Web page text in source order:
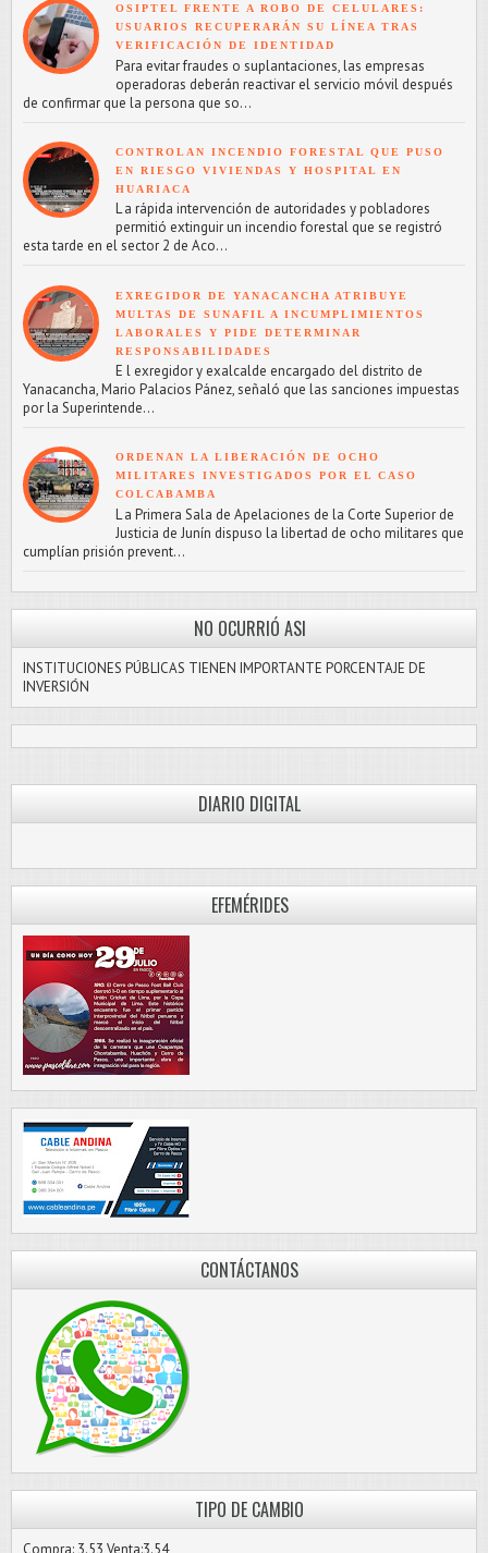
OSIPTEL FRENTE A ROBO DE CELULARES:
USUARIOS RECUPERARÁN SU LÍNEA TRAS
VERIFICACIÓN DE IDENTIDAD
Para evitar fraudes o suplantaciones, las empresas
operadoras deberán reactivar el servicio móvil después
de confirmar que la persona que so...
CONTROLAN INCENDIO FORESTAL QUE PUSO
EN RIESGO VIVIENDAS Y HOSPITAL EN
HUARIACA
L a rápida intervención de autoridades y pobladores
permitió extinguir un incendio forestal que se registró
esta tarde en el sector 2 de Aco...
EXREGIDOR DE YANACANCHA ATRIBUYE
MULTAS DE SUNAFIL A INCUMPLIMIENTOS
LABORALES Y PIDE DETERMINAR
RESPONSABILIDADES
E l exregidor y exalcalde encargado del distrito de
Yanacancha, Mario Palacios Pánez, señaló que las sanciones impuestas
por la Superintende...
ORDENAN LA LIBERACIÓN DE OCHO
MILITARES INVESTIGADOS POR EL CASO
COLCABAMBA
L a Primera Sala de Apelaciones de la Corte Superior de
Justicia de Junín dispuso la libertad de ocho militares que
cumplían prisión prevent...
NO OCURRIÓ ASI
INSTITUCIONES PÚBLICAS TIENEN IMPORTANTE PORCENTAJE DE
INVERSIÓN
DIARIO DIGITAL
EFEMÉRIDES
CONTÁCTANOS
TIPO DE CAMBIO
Compra: 3.53 Venta:3.54